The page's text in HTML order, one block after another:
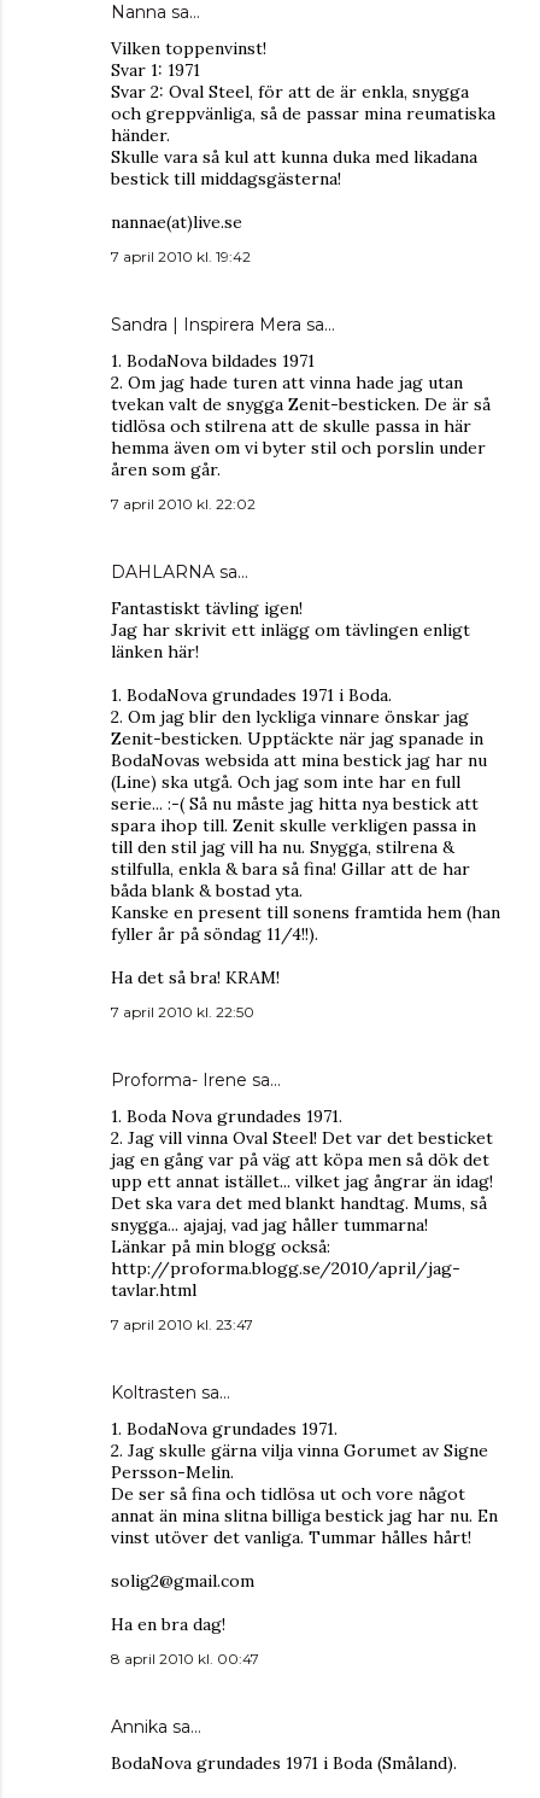
Nanna sa…
Vilken toppenvinst!
Svar 1: 1971
Svar 2: Oval Steel, för att de är enkla, snygga
och greppvänliga, så de passar mina reumatiska
händer.
Skulle vara så kul att kunna duka med likadana
bestick till middagsgästerna!
nannae(at)live.se
7 april 2010 kl. 19:42
Sandra | Inspirera Mera sa…
1. BodaNova bildades 1971
2. Om jag hade turen att vinna hade jag utan
tvekan valt de snygga Zenit-besticken. De är så
tidlösa och stilrena att de skulle passa in här
hemma även om vi byter stil och porslin under
åren som går.
7 april 2010 kl. 22:02
DAHLARNA sa…
Fantastiskt tävling igen!
Jag har skrivit ett inlägg om tävlingen enligt
länken här!
1. BodaNova grundades 1971 i Boda.
2. Om jag blir den lyckliga vinnare önskar jag
Zenit-besticken. Upptäckte när jag spanade in
BodaNovas websida att mina bestick jag har nu
(Line) ska utgå. Och jag som inte har en full
serie... :-( Så nu måste jag hitta nya bestick att
spara ihop till. Zenit skulle verkligen passa in
till den stil jag vill ha nu. Snygga, stilrena &
stilfulla, enkla & bara så fina! Gillar att de har
båda blank & bostad yta.
Kanske en present till sonens framtida hem (han
fyller år på söndag 11/4!!).
Ha det så bra! KRAM!
7 april 2010 kl. 22:50
Proforma- Irene sa…
1. Boda Nova grundades 1971.
2. Jag vill vinna Oval Steel! Det var det besticket
jag en gång var på väg att köpa men så dök det
upp ett annat istället... vilket jag ångrar än idag!
Det ska vara det med blankt handtag. Mums, så
snygga... ajajaj, vad jag håller tummarna!
Länkar på min blogg också:
http://proforma.blogg.se/2010/april/jag-
tavlar.html
7 april 2010 kl. 23:47
Koltrasten sa…
1. BodaNova grundades 1971.
2. Jag skulle gärna vilja vinna Gorumet av Signe
Persson-Melin.
De ser så fina och tidlösa ut och vore något
annat än mina slitna billiga bestick jag har nu. En
vinst utöver det vanliga. Tummar hålles hårt!
solig2@gmail.com
Ha en bra dag!
8 april 2010 kl. 00:47
Annika sa…
BodaNova grundades 1971 i Boda (Småland).